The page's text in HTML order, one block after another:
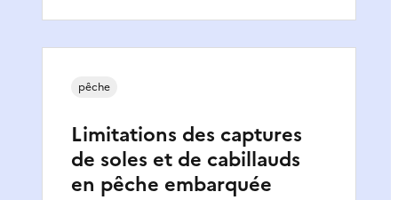
Limitations des captures
de soles et de cabillauds
en pêche embarquée
pêche